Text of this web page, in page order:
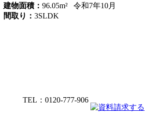
建物面積： 96.05m²
間取り： 3SLDK
令和7年10月
TEL：0120-777-906